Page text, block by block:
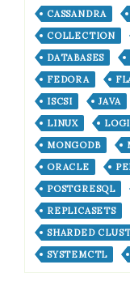
CASSANDRA
COLLECTION
DATABASES
FEDORA
ISCSI
JAVA
LINUX
MONGODB
ORACLE
POSTGRESQL
REPLICASETS
SHARDED
SYSTEMCTL